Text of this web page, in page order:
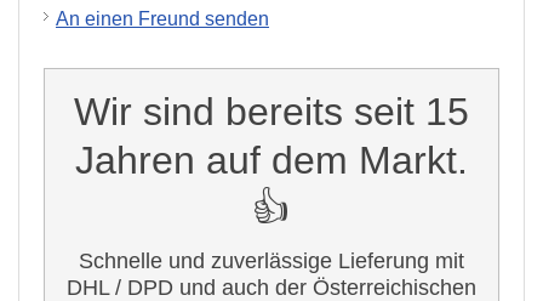
An einen Freund senden
Wir sind bereits seit 15
Jahren auf dem Markt.
👍
Schnelle und zuverlässige Lieferung mit
DHL / DPD und auch der Österreichischen